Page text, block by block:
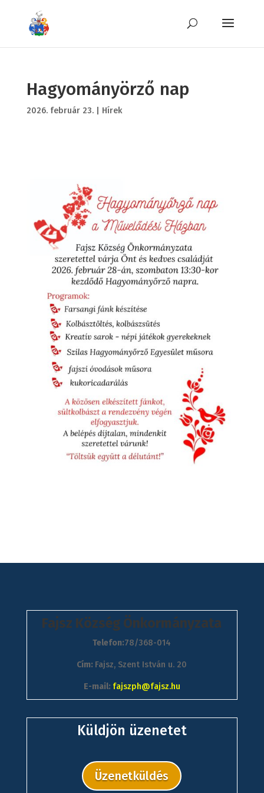
Hagyományörző nap
2026. február 23.| Hírek
Fajsz Község Önkormányzata
Telefon:78/368-014
Cím: Fajsz, Szent István u. 20
E-mail: fajszph@fajsz.hu
Küldjön üzenetet
Üzenetküldés